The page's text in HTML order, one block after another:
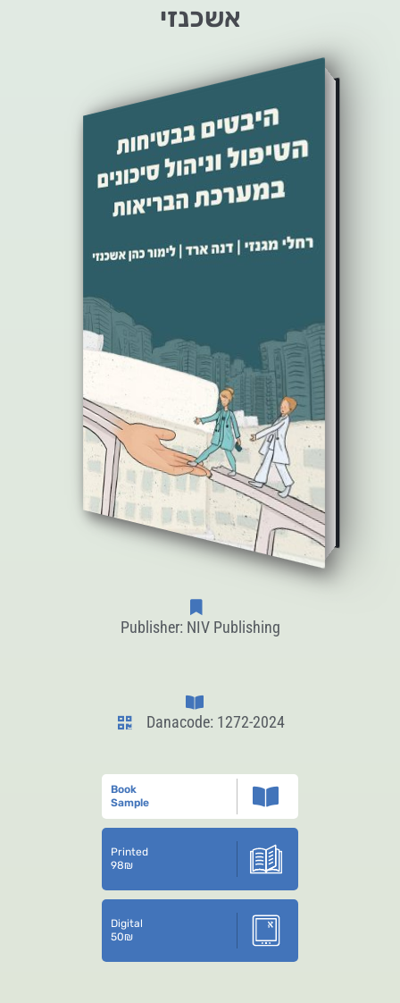
אשכנזי
Publisher: NIV Publishing
Danacode: 1272-2024
Book
Sample
Printed
98₪
Digital
50₪